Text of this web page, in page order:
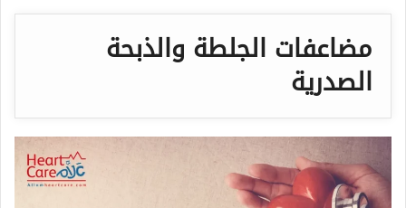
مضاعفات الجلطة والذبحة
الصدرية